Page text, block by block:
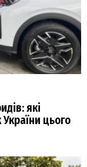
які
цього